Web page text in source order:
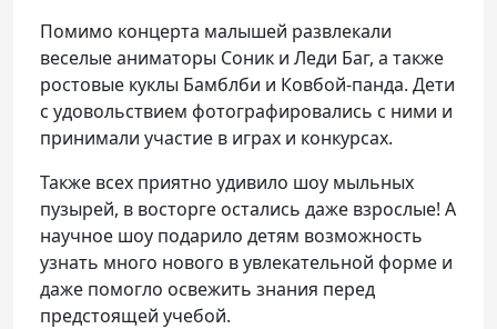
Помимо концерта малышей развлекали
веселые аниматоры Соник и Леди Баг, а также
ростовые куклы Бамблби и Ковбой-панда. Дети
с удовольствием фотографировались с ними и
принимали участие в играх и конкурсах.
Также всех приятно удивило шоу мыльных
пузырей, в восторге остались даже взрослые! А
научное шоу подарило детям возможность
узнать много нового в увлекательной форме и
даже помогло освежить знания перед
предстоящей учебой.